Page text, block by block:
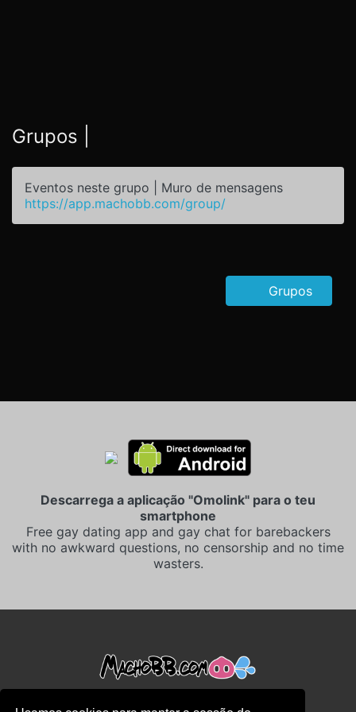
Grupos |
Eventos neste grupo | Muro de mensagens
https://app.machobb.com/group/
Grupos
Descarrega a aplicação "Omolink" para o teu
smartphone
Free gay dating app and gay chat for barebackers
with no awkward questions, no censorship and no time
wasters.